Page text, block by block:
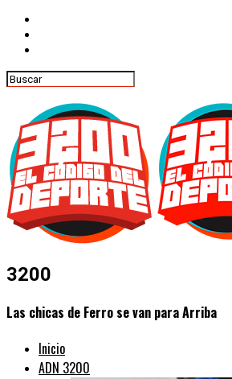
3200
Las chicas de Ferro se van para Arriba
Inicio
ADN 3200